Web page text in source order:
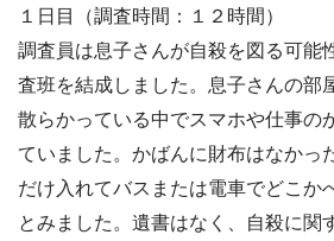
１日目（調査時間：１２時間）
調査員は息子さんが自殺を図る可能
査班を結成しました。息子さんの部
散らかっている中でスマホや仕事の
ていました。かばんに財布はなかっ
だけ入れてバスまたは電車でどこか
とみました。遺書はなく、自殺に関